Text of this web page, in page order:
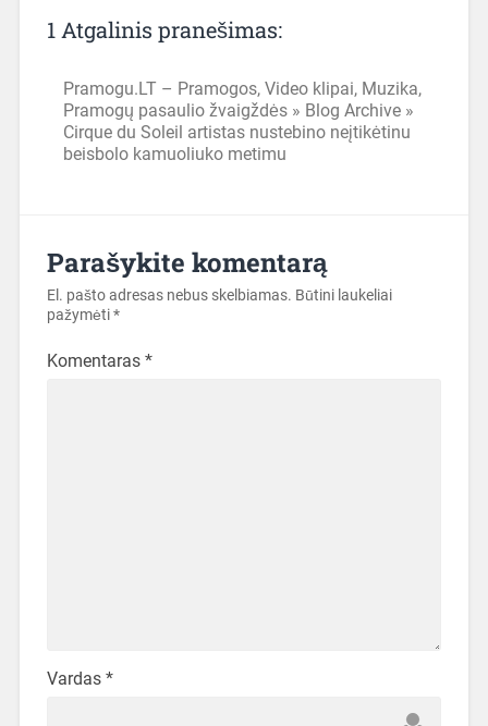
1 Atgalinis pranešimas:
Pramogu.LT – Pramogos, Video klipai, Muzika,
Pramogų pasaulio žvaigždės » Blog Archive »
Cirque du Soleil artistas nustebino neįtikėtinu
beisbolo kamuoliuko metimu
Parašykite komentarą
El. pašto adresas nebus skelbiamas. Būtini laukeliai
pažymėti*
Komentaras *
Vardas *